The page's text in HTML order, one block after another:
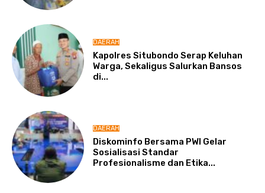
DAERAH
Kapolres Situbondo Serap Keluhan
Warga, Sekaligus Salurkan Bansos
di...
DAERAH
Diskominfo Bersama PWI Gelar
Sosialisasi Standar
Profesionalisme dan Etika...